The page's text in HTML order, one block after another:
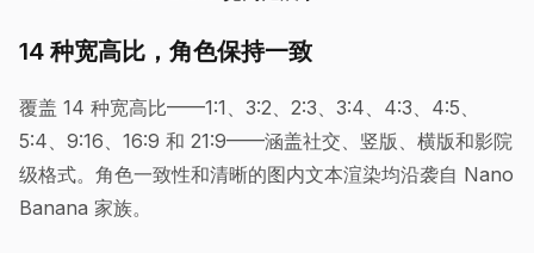
14 种宽高比，角色保持一致
覆盖 14 种宽高比——1:1、3:2、2:3、3:4、4:3、4:5、
5:4、9:16、16:9 和 21:9——涵盖社交、竖版、横版和影院
级格式。角色一致性和清晰的图内文本渲染均沿袭自 Nano
Banana 家族。